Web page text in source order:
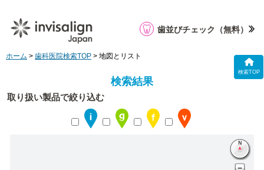
検索TOP
歯並びチェック （無料）
ホーム > 歯科医院検索TOP > 地図とリスト
検索結果
取り扱い製品で絞り込む